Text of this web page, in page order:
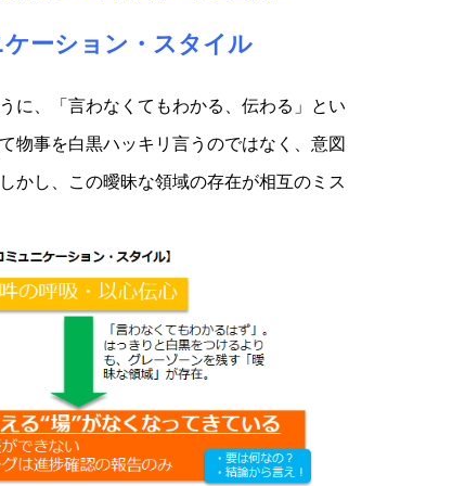
ーション・スタイル
に、「言わなくてもわかる、伝わる」とい
物事を白黒ハッキリ言うのではなく、意図
かし、この曖昧な領域の存在が相互のミス